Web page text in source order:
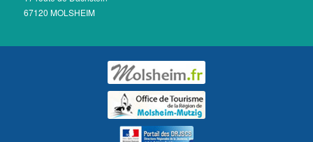
67120 MOLSHEIM